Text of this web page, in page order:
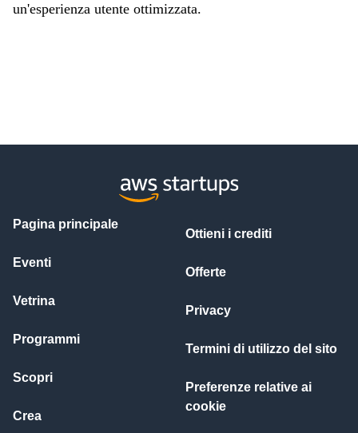
un'esperienza utente ottimizzata.
Pagina principale
Eventi
Vetrina
Programmi
Scopri
Crea
Ottieni i crediti
Offerte
Privacy
Termini di utilizzo del sito
Preferenze relative ai
cookie